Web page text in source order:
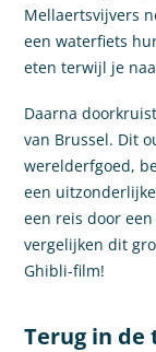
Mellaertsvijvers
een waterfiets
eten terwijl je
Daarna
van Brussel. Dit
werelderfgoed,
een
een reis door
vergelijken dit
Ghibli-film!
Terug in